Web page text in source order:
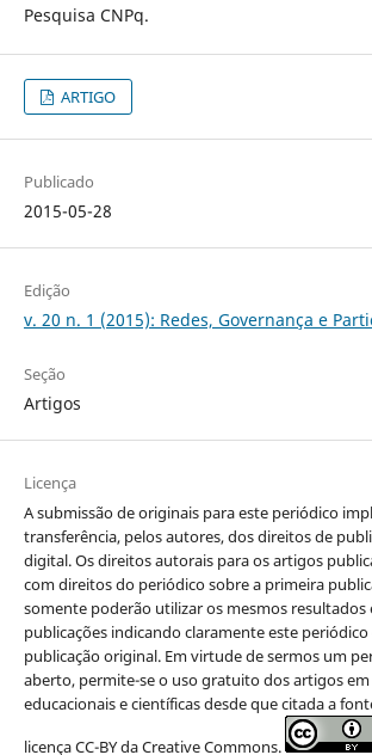
Pesquisa CNPq.
ARTIGO
Publicado
2015-05-28
Edição
v. 20 n. 1 (2015): Redes, Governança e
Seção
Artigos
Licença
A submissão de originais para este periódico
transferência, pelos autores, dos direitos de
digital. Os direitos autorais para os artigos
com direitos do periódico sobre a primeira
somente poderão utilizar os mesmos resultados
publicações indicando claramente este
publicação original. Em virtude de sermos um
aberto, permite-se o uso gratuito dos artigos em
educacionais e científicas desde que citada a
licença CC-BY da Creative Commons.